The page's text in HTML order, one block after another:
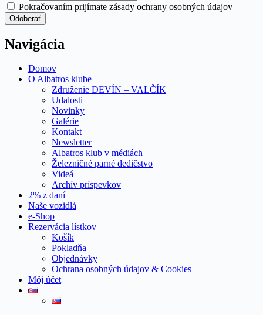
Pokračovaním prijímate zásady ochrany osobných údajov
Navigácia
Domov
O Albatros klube
Združenie DEVÍN – VALČÍK
Udalosti
Novinky
Galérie
Kontakt
Newsletter
Albatros klub v médiách
Železničné parné dedičstvo
Videá
Archív príspevkov
2% z daní
Naše vozidlá
e-Shop
Rezervácia lístkov
Košík
Pokladňa
Objednávky
Ochrana osobných údajov & Cookies
Môj účet